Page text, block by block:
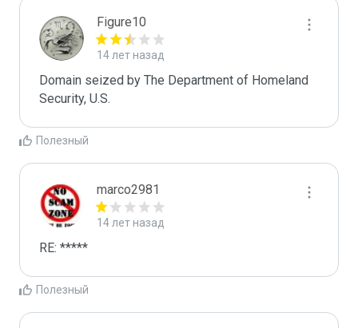
Figure10
14 лет назад
Domain seized by The Department of Homeland
Security, U.S.
Полезный
marco2981
14 лет назад
RE: *****
Полезный